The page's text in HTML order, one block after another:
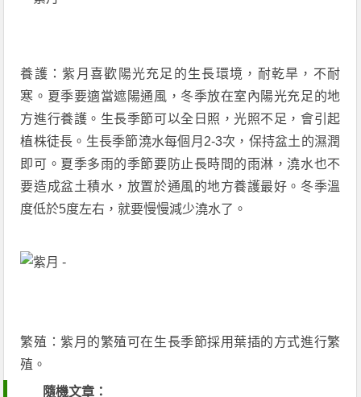
養護：紫月喜歡陽光充足的生長環境，耐乾旱，不耐
寒。夏季要適當遮陽通風，冬季放在室內陽光充足的地
方進行養護。生長季節可以全日照，光照不足，會引起
植株徒長。生長季節澆水每個月2-3次，保持盆土的濕潤
即可。夏季多雨的季節要防止長時間的雨淋，澆水也不
要造成盆土積水，放置於通風的地方養護最好。冬季溫
度低於5度左右，就要慢慢減少澆水了。
繁殖：紫月的繁殖可在生長季節採用葉插的方式進行繁
殖。
隨機文章：